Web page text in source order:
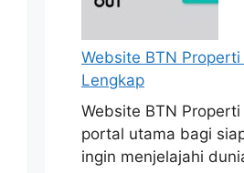
Website BTN
Lengkap
Website BTN
portal utama bagi
ingin menjelajahi